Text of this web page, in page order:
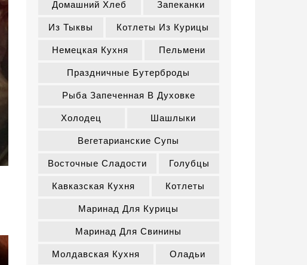
Домашний Хлеб Запеканки
Из Тыквы Котлеты Из Курицы
Немецкая Кухня Пельмени
Праздничные Бутерброды
Рыба Запеченная В Духовке
Холодец Шашлыки
Вегетарианские Супы
Восточные Сладости Голубцы
Кавказская Кухня Котлеты
Маринад Для Курицы
Маринад Для Свинины
Молдавская Кухня Оладьи